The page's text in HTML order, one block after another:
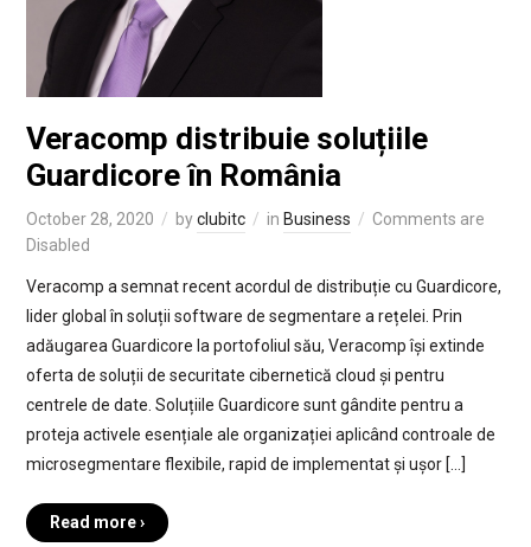
Veracomp distribuie soluțiile
Guardicore în România
October 28, 2020 byclubitc in Business
Comments are
Disabled
Veracomp a semnat recent acordul de distribuție cu Guardicore,
lider global în soluții software de segmentare a rețelei. Prin
adăugarea Guardicore la portofoliul său, Veracomp își extinde
oferta de soluții de securitate cibernetică cloud și pentru
centrele de date. Soluțiile Guardicore sunt gândite pentru a
proteja activele esențiale ale organizației aplicând controale de
microsegmentare flexibile, rapid de implementat și ușor […]
Read more ›